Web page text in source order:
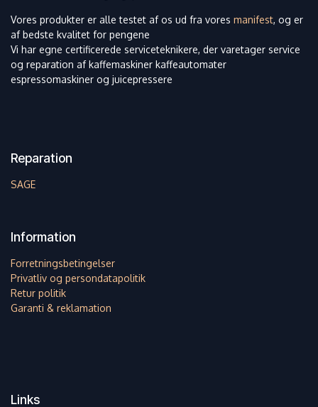
Vores produkter er alle testet af os ud fra vores manifest, og er
af bedste kvalitet for pengene
Vi har egne certificerede serviceteknikere, der varetager service
og reparation af kaffemaskiner kaffeautomater
espressomaskiner og juicepressere
Reparation
SAGE
Information
Forretningsbetingelser
Privatliv og persondatapolitik
Retur politik
Garanti & reklamation
Links